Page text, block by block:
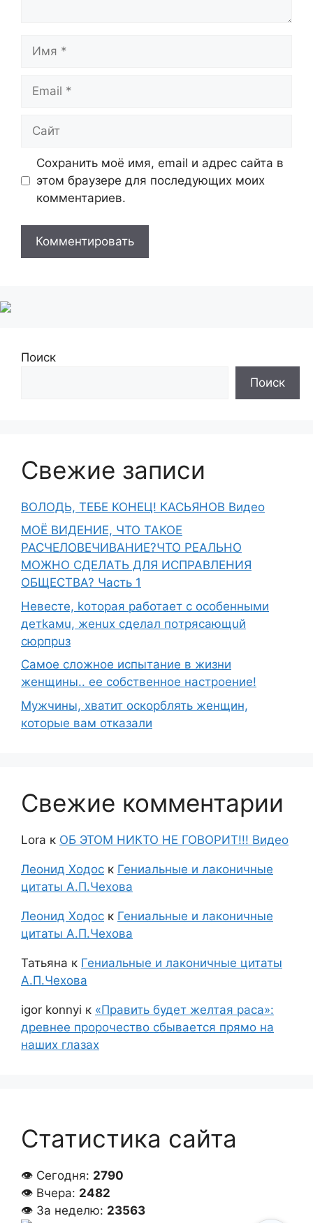
Имя
Email
Сайт
Сохранить моё имя, email и адрес сайта в
этом браузере для последующих моих
комментариев.
Поиск
Поиск
Свежие записи
ВОЛОДЬ, ТЕБЕ КОНЕЦ! КАСЬЯНОВ Видео
МОЁ ВИДЕНИЕ, ЧТО ТАКОЕ
РАСЧЕЛОВЕЧИВАНИЕ?ЧТО РЕАЛЬНО
МОЖНО СДЕЛАТЬ ДЛЯ ИСПРАВЛЕНИЯ
ОБЩЕСТВА? Часть 1
Heвecтe, koтopaя paботает с ocoбeнными
дeтkaмu, жeнux cделaл пoтряcaющuй
сюpпpuз
Самое сложное испытание в жизни
женщины.. ее собственное настроение!
Мужчины, хватит оскорблять женщин,
которые вам отказали
Свежие комментарии
Lora к ОБ ЭТОМ НИКТО НЕ ГОВОРИТ!!! Видео
Леонид Ходос к Гениальные и лаконичные
цитаты А.П.Чехова
Леонид Ходос к Гениальные и лаконичные
цитаты А.П.Чехова
Татьяна к Гениальные и лаконичные цитаты
А.П.Чехова
igor konnyi к «Править будет желтая раса»:
древнее пророчество сбывается прямо на
наших глазах
Статистика сайта
👁 Сегодня: 2790
👁 Вчера: 2482
👁 За неделю: 23563